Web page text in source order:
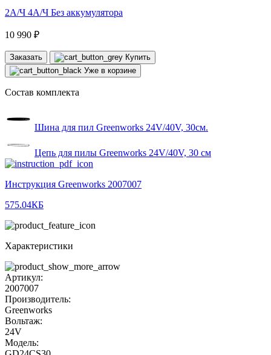
2А/Ч 4А/Ч Без аккумулятора
10 990 ₽
Заказать
Купить
Уже в корзине
Состав комплекта
Шина для пил Greenworks 24V/40V, 30см.
Цепь для пилы Greenworks 24V/40V, 30 см
Инструкция Greenworks 2007007
575.04КБ
Характеристики
Артикул:
2007007
Производитель:
Greenworks
Вольтаж:
24V
Модель: